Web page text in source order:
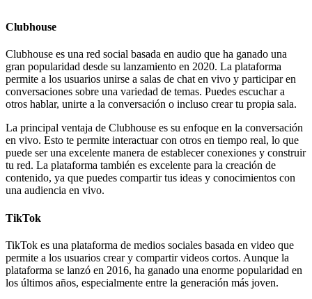
Clubhouse
Clubhouse es una red social basada en audio que ha ganado una
gran popularidad desde su lanzamiento en 2020. La plataforma
permite a los usuarios unirse a salas de chat en vivo y participar en
conversaciones sobre una variedad de temas. Puedes escuchar a
otros hablar, unirte a la conversación o incluso crear tu propia sala.
La principal ventaja de Clubhouse es su enfoque en la conversación
en vivo. Esto te permite interactuar con otros en tiempo real, lo que
puede ser una excelente manera de establecer conexiones y construir
tu red. La plataforma también es excelente para la creación de
contenido, ya que puedes compartir tus ideas y conocimientos con
una audiencia en vivo.
TikTok
TikTok es una plataforma de medios sociales basada en video que
permite a los usuarios crear y compartir videos cortos. Aunque la
plataforma se lanzó en 2016, ha ganado una enorme popularidad en
los últimos años, especialmente entre la generación más joven.